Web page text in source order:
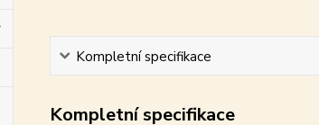
Kompletní specifikace
Kompletní specifikace